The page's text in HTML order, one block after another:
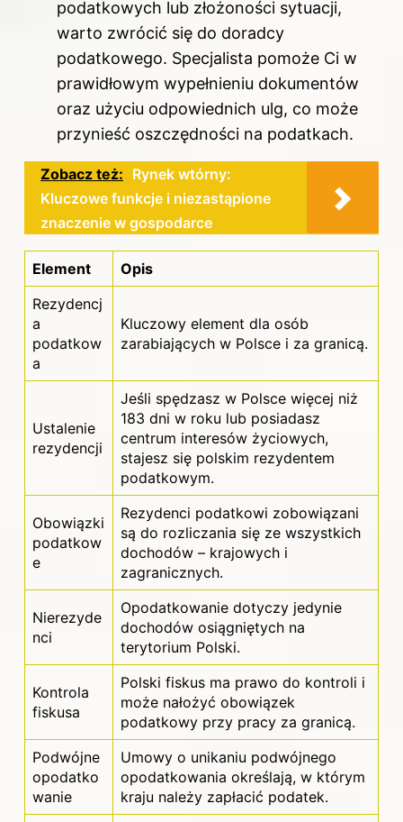
podatkowych lub złożoności sytuacji,
warto zwrócić się do doradcy
podatkowego. Specjalista pomoże Ci w
prawidłowym wypełnieniu dokumentów
oraz użyciu odpowiednich ulg, co może
przynieść oszczędności na podatkach.
Zobacz też: Rynek wtórny:
Kluczowe funkcje i niezastąpione
znaczenie w gospodarce
Element
Opis
Rezydencj
a
podatkow
a
Kluczowy element dla osób
zarabiających w Polsce i za granicą.
Ustalenie
rezydencji
Jeśli spędzasz w Polsce więcej niż
183 dni w roku lub posiadasz
centrum interesów życiowych,
stajesz się polskim rezydentem
podatkowym.
Obowiązki
podatkow
e
Rezydenci podatkowi zobowiązani
są do rozliczania się ze wszystkich
dochodów – krajowych i
zagranicznych.
Nierezyde
nci
Opodatkowanie dotyczy jedynie
dochodów osiągniętych na
terytorium Polski.
Kontrola
fiskusa
Polski fiskus ma prawo do kontroli i
może nałożyć obowiązek
podatkowy przy pracy za granicą.
Podwójne
opodatko
wanie
Umowy o unikaniu podwójnego
opodatkowania określają, w którym
kraju należy zapłacić podatek.